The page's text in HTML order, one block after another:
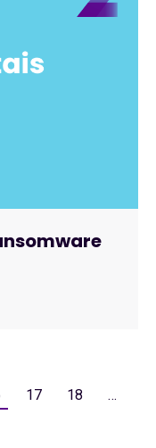
17 18
…